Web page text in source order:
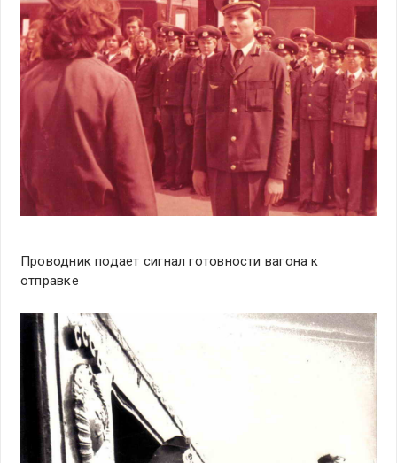
Проводник подает сигнал готовности вагона к
отправке